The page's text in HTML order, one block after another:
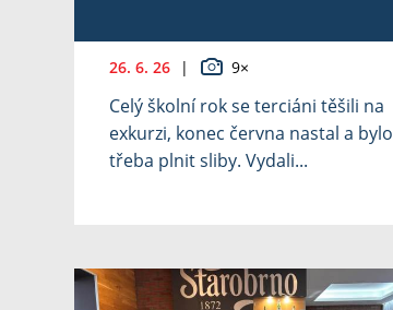
26. 6. 26 | 9×
Celý školní rok se terciáni těšili na
exkurzi, konec června nastal a bylo
třeba plnit sliby. Vydali...